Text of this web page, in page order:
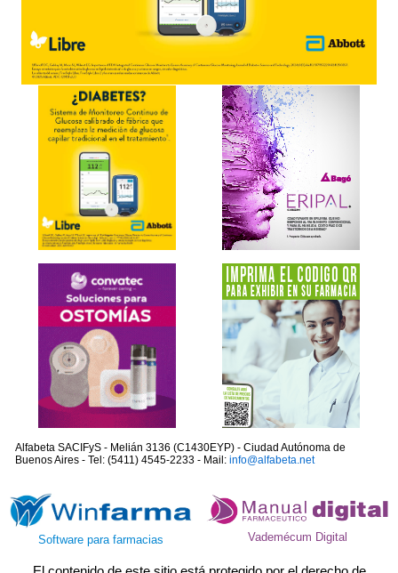
Otros productos conserenoa repens
Otros productos dePanalab
Alfabeta SACIFyS - Melián 3136 (C1430EYP) - Ciudad Autónoma de
Buenos Aires - Tel: (5411) 4545-2233 - Mail: info@alfabeta.net
Software para farmacias Vademécum Digital